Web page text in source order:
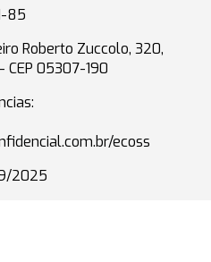
85
Roberto Zuccolo, 320,
CEP 05307-190
ecoss
2025